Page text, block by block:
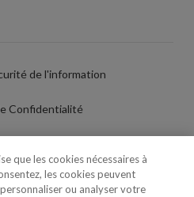
de l'information
Confidentialité
de Cookies
que les cookies nécessaires à
les cookies peuvent
ou analyser votre